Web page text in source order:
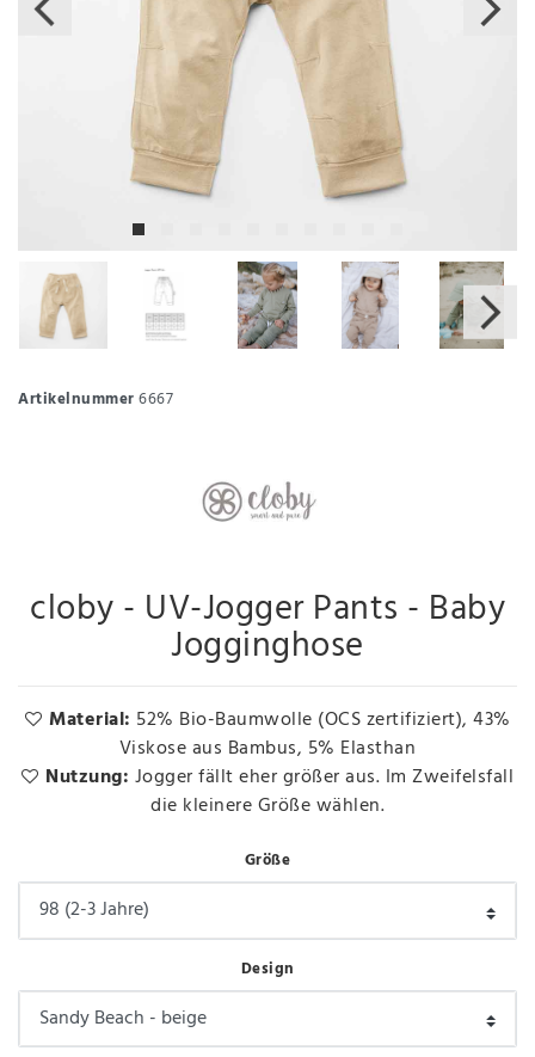
Artikelnummer6667
cloby - UV-Jogger Pants - Baby
Jogginghose
Material: 52% Bio-Baumwolle (OCS zertifiziert), 43%
Viskose aus Bambus, 5% Elasthan
Nutzung: Jogger fällt eher größer aus. Im Zweifelsfall
die kleinere Größe wählen.
Größe
Design